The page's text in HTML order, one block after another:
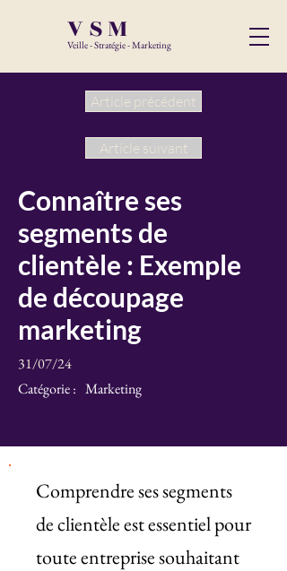
VSM
Veille - Stratégie - Marketing
Article précédent
Article suivant
Connaître ses
segments de
clientèle : Exemple
de découpage
marketing
31/07/24
Catégorie : Marketing
Comprendre ses segments
de clientèle est essentiel pour
toute entreprise souhaitant